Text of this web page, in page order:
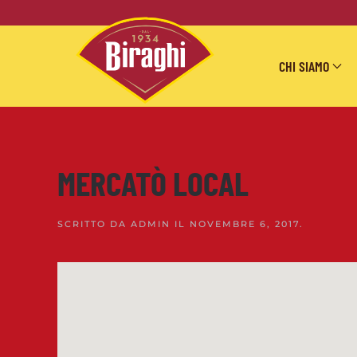
Skip to main content
CHI SIAMO
MERCATÒ LOCAL
SCRITTO DA ADMIN IL NOVEMBRE 6, 2017.